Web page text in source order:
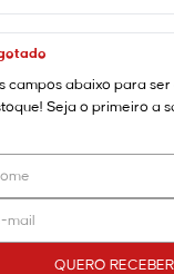
campos abaixo para
Seja o primeiro a
QUERO